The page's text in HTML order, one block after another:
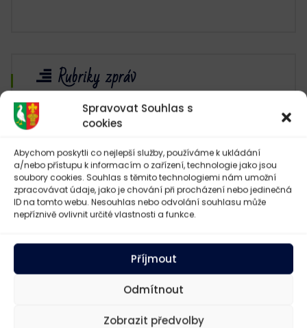
Spravovat Souhlas s
cookies
Abychom poskytli co nejlepší služby, používáme k ukládání
a/nebo přístupu k informacím o zařízení, technologie jako jsou
soubory cookies. Souhlas s těmito technologiemi nám umožní
zpracovávat údaje, jako je chování při procházení nebo jedinečná
ID na tomto webu. Nesouhlas nebo odvolání souhlasu může
nepříznivě ovlivnit určité vlastnosti a funkce.
Příjmout
Odmítnout
Zobrazit předvolby
Rubriky zpráv
Doprava(8)
Informace úřadu(40)
Školství(2)
Sport a volný čas(12)